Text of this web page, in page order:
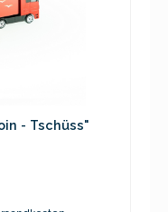
- Tschüss"